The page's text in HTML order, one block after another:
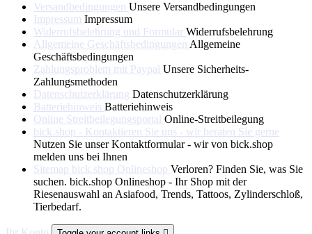
Versandbedingungen Unsere Versandbedingungen
Impressum Impressum
Widerrufsbelehrung und Formular Widerrufsbelehrung
Allgemeine Geschäftsbedingungen Allgemeine
Geschäftsbedingungen
Zahlungsproblem mit Paypal Unsere Sicherheits-
Zahlungsmethoden
Datenschutzerklärung Datenschutzerklärung
Batteriehinweis Batteriehinweis
Online Streitbeilegungsportal Online-Streitbeilegung
bick.shop - Kontaktieren Sie uns - wir beraten Sie gerne
Nutzen Sie unser Kontaktformular - wir von bick.shop
melden uns bei Ihnen
Sitemap bick.shop Onlineshop Verloren? Finden Sie, was Sie
suchen. bick.shop Onlineshop - Ihr Shop mit der
Riesenauswahl an Asiafood, Trends, Tattoos, Zylinderschloß,
Tierbedarf.